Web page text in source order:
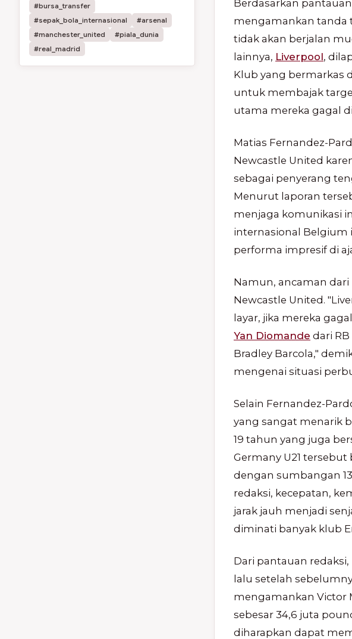
#bursa_transfer
#sepak_bola_internasional
#arsenal
#manchester_united
#piala_dunia
#real_madrid
Berdasarkan
mengamankan tanda
tidak akan berjalan
lainnya, Liverpool,
Klub yang bermarkas
untuk membajak
utama mereka gagal
Matias Fernandez-
Newcastle United
sebagai penyerang
Menurut laporan
menjaga komunikasi
internasional Belgium
performa impresif di
Namun, ancaman dari
Newcastle United.
layar, jika mereka
Yan Diomande dari
Bradley Barcola,"
mengenai situasi
Selain Fernandez-
yang sangat menarik
19 tahun yang juga
Germany U21
dengan sumbangan
redaksi, kecepatan,
jarak jauh menjadi
diminati banyak klub
Dari pantauan
lalu setelah
mengamankan Victor
sebesar 34,6 juta
diharapkan dapat